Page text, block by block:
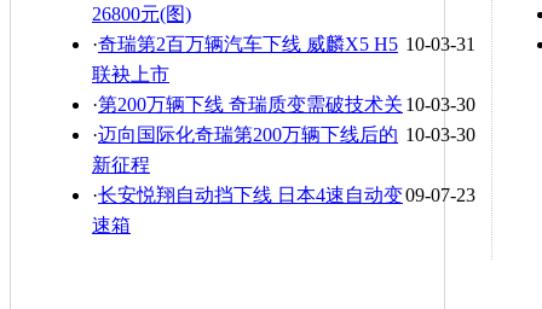
26800元(图)
10-03-31
·奇瑞第2百万辆汽车下线 威麟X5 H5
联袂上市
10-03-30
·第200万辆下线 奇瑞质变需破技术关
10-03-30
·迈向国际化奇瑞第200万辆下线后的
新征程
09-07-23
·长安悦翔自动挡下线 日本4速自动变
速箱